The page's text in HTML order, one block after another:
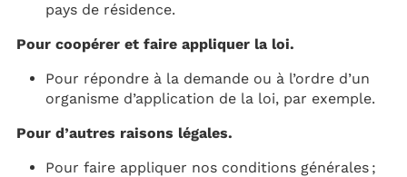
pays de résidence.
Pour coopérer et faire appliquer la loi.
Pour répondre à la demande ou à l’ordre d’un
organisme d’application de la loi, par exemple.
Pour d’autres raisons légales.
Pour faire appliquer nos conditions générales ;